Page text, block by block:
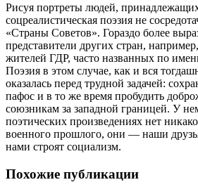
Рисуя портреты людей,
соцреалистическая поэзия не
«Страны Советов». Гораздо более
представители других стран,
жителей ГДР, часто названных по
Поэзия в этом случае, как и вся
оказалась перед трудной задачей:
пафос и в то же время пробудить
союзникам за западной границей. У
поэтических произведениях нет
военного прошлого, они — наши
нами строят социализм.
Похожие публикации